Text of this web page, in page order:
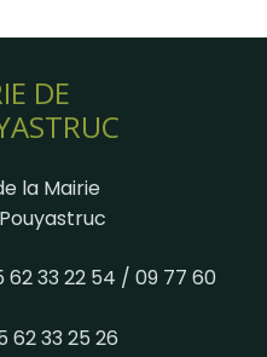
DE
la Mairie
62 33 22 54 / 09 77 60
62 33 25 26